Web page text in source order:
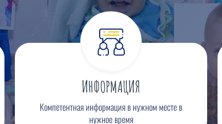
ПОДДЕРЖКА
Поддержка родителей и специалистов